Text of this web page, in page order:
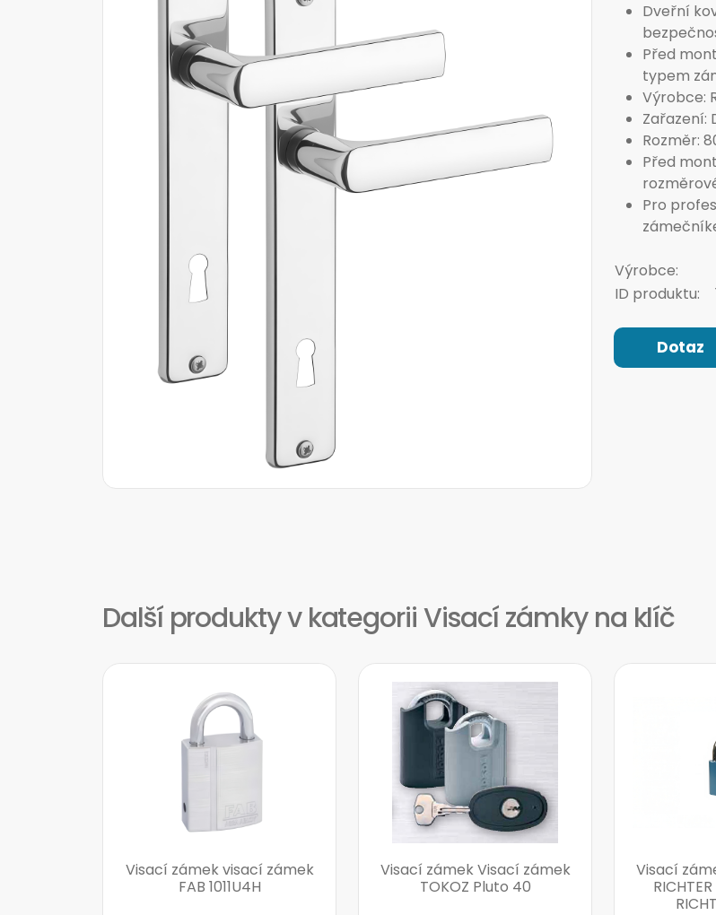
Dveřní
Před
typem
Výrobce:
Zařazení:
Rozměr:
Před
Pro
Výrobce:
ID produktu:
Dotaz
Další produkty v kategorii Visací zámky na klíč
Visací zámek visací zámek
FAB 1011U4H
Visací zámek Visací zámek
TOKOZ Pluto 40
Visací